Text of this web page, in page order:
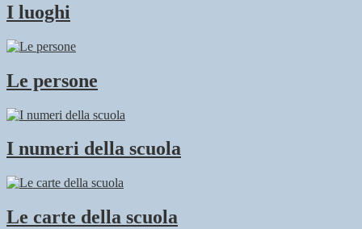
I luoghi
Le persone
I numeri della scuola
Le carte della scuola